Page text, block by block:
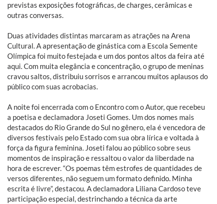
previstas exposições fotográficas, de charges, cerâmicas e
outras conversas.
Duas atividades distintas marcaram as atrações na Arena
Cultural. A apresentação de ginástica com a Escola Semente
Olímpica foi muito festejada e um dos pontos altos da feira até
aqui. Com muita elegância e concentração, o grupo de meninas
cravou saltos, distribuiu sorrisos e arrancou muitos aplausos do
público com suas acrobacias.
A noite foi encerrada com o Encontro com o Autor, que recebeu
a poetisa e declamadora Joseti Gomes. Um dos nomes mais
destacados do Rio Grande do Sul no gênero, ela é vencedora de
diversos festivais pelo Estado com sua obra lírica e voltada à
força da figura feminina. Joseti falou ao público sobre seus
momentos de inspiração e ressaltou o valor da liberdade na
hora de escrever. “Os poemas têm estrofes de quantidades de
versos diferentes, não seguem um formato definido. Minha
escrita é livre”, destacou. A declamadora Liliana Cardoso teve
participação especial, destrinchando a técnica da arte